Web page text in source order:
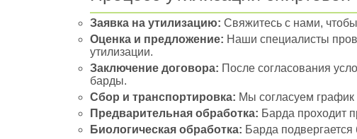
Заявка на утилизацию: Свяжитесь с нами,
Оценка и предложение: Наши специалисты
утилизации.
Заключение договора: После согласования
барды.
Сбор и транспортировка: Мы согласуем график
Предварительная обработка: Барда проходит
Биологическая обработка: Барда